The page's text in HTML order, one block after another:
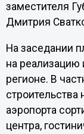
заместителя
Дмитрия
На заседании
на реализацию
регионе. В
строительства
аэропорта
центра,